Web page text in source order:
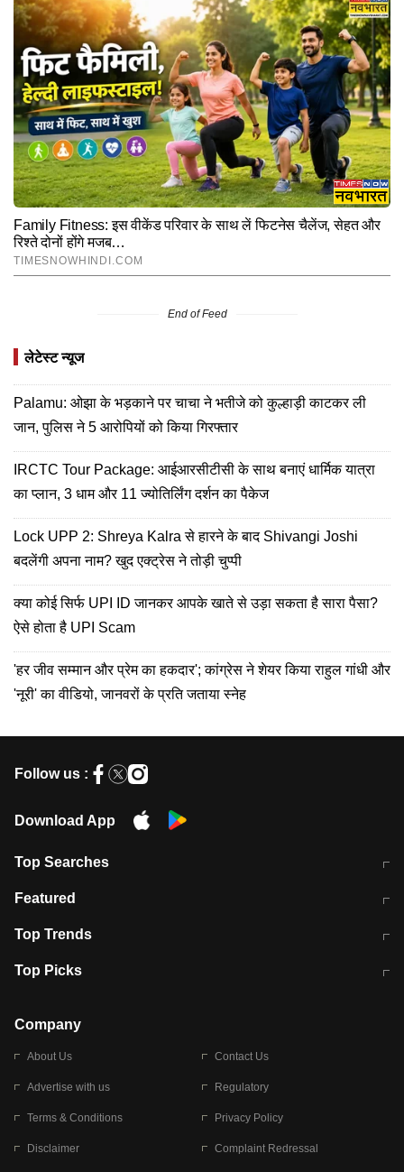
End of Feed
लेटेस्ट न्यूज
Palamu: ओझा के भड़काने पर चाचा ने भतीजे को कुल्हाड़ी काटकर ली
जान, पुलिस ने 5 आरोपियों को किया गिरफ्तार
IRCTC Tour Package: आईआरसीटीसी के साथ बनाएं धार्मिक यात्रा
का प्लान, 3 धाम और 11 ज्योतिर्लिंग दर्शन का पैकेज
Lock UPP 2: Shreya Kalra से हारने के बाद Shivangi Joshi
बदलेंगी अपना नाम? खुद एक्ट्रेस ने तोड़ी चुप्पी
क्या कोई सिर्फ UPI ID जानकर आपके खाते से उड़ा सकता है सारा पैसा?
ऐसे होता है UPI Scam
'हर जीव सम्मान और प्रेम का हकदार'; कांग्रेस ने शेयर किया राहुल गांधी और
'नूरी' का वीडियो, जानवरों के प्रति जताया स्नेह
Follow us :
Download App
Top Searches
मुंबई में लगे 'जेन जी' के पोस्टर, लिखा- 'मैं
Featured
10 अगस्त को विधानसभा का घेराव करेंगे
Top Trends
RBI का नया नियम: अब बैंकों को अपनी सभी
Top Picks
बारिश की चेतावनी
Company
About Us Contact Us
Advertise with us Regulatory
Terms & Conditions Privacy Policy
Disclaimer Complaint Redressal